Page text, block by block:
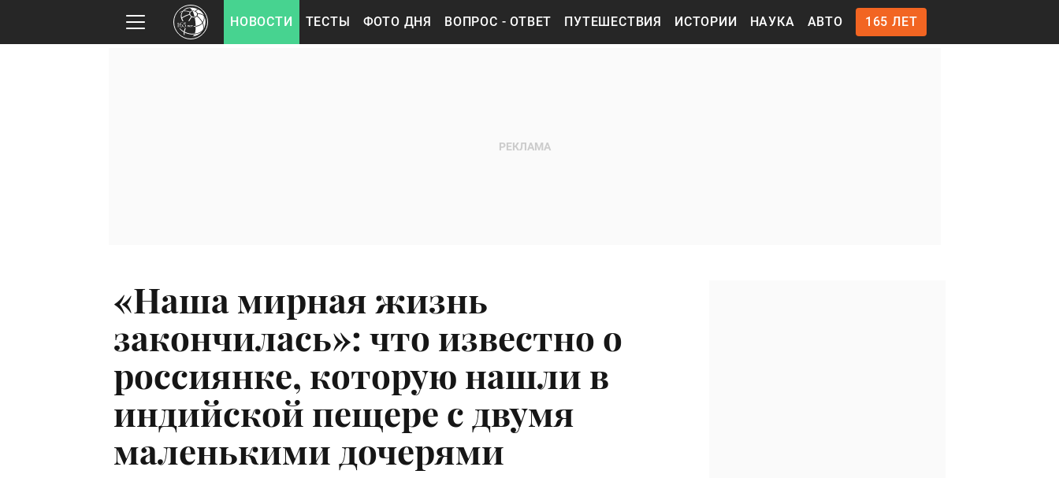
НОВОСТИ ТЕСТЫ ФОТО ДНЯ ВОПРОС - ОТВЕТ ПУТЕШЕСТВИЯ ИСТОРИИ НАУКА АВТО 165 ЛЕТ
«Наша мирная жизнь
закончилась»: что известно о
россиянке, которую нашли в
индийской пещере с двумя
маленькими дочерями